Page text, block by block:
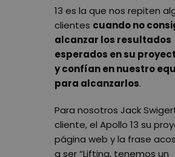
13 es la que nos repiten
clientes cuando no
alcanzar los resultados
esperados en su
y confían en nuestro
para alcanzarlos.
Para nosotros Jack
cliente, el Apollo 13 su
página web y la frase
a ser “Lifting, tenemos un